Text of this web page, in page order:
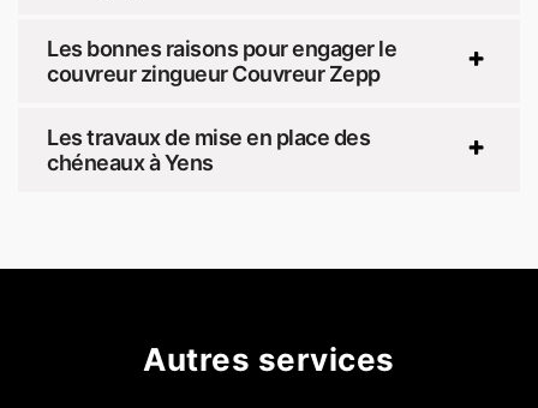
Les bonnes raisons pour engager le
couvreur zingueur Couvreur Zepp
Les travaux de mise en place des
chéneaux à Yens
Autres services